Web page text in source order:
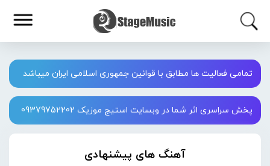
تمامی فعالیت ها مطابق با قوانین جمهوری اسلامی ایران میباشد
پخش سراسری اثر شما در وبسایت استیج موزیک 09379752202
آهنگ های پیشنهادی